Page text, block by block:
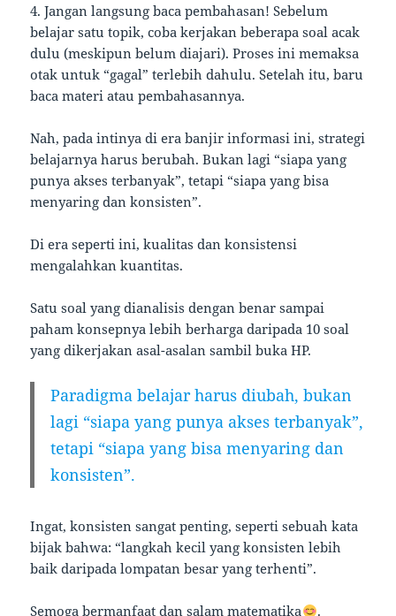
4. Jangan langsung baca pembahasan! Sebelum
belajar satu topik, coba kerjakan beberapa soal acak
dulu (meskipun belum diajari). Proses ini memaksa
otak untuk “gagal” terlebih dahulu. Setelah itu, baru
baca materi atau pembahasannya.
Nah, pada intinya di era banjir informasi ini, strategi
belajarnya harus berubah. Bukan lagi “siapa yang
punya akses terbanyak”, tetapi “siapa yang bisa
menyaring dan konsisten”.
Di era seperti ini, kualitas dan konsistensi
mengalahkan kuantitas.
Satu soal yang dianalisis dengan benar sampai
paham konsepnya lebih berharga daripada 10 soal
yang dikerjakan asal-asalan sambil buka HP.
Paradigma belajar harus diubah, bukan
lagi “siapa yang punya akses terbanyak”,
tetapi “siapa yang bisa menyaring dan
konsisten”.
Ingat, konsisten sangat penting, seperti sebuah kata
bijak bahwa: “langkah kecil yang konsisten lebih
baik daripada lompatan besar yang terhenti”.
Semoga bermanfaat dan salam matematika .